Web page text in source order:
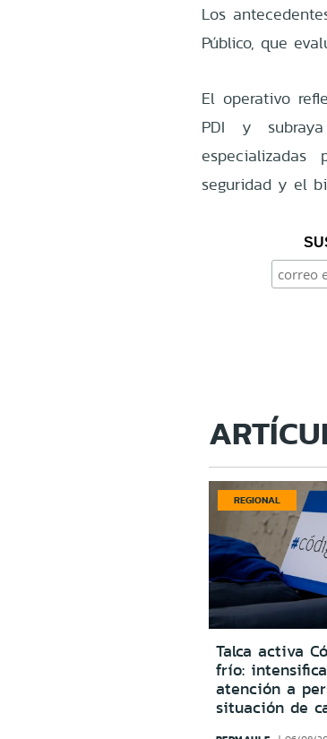
Los
Público, que
El operativo
PDI y
seguridad y el
REGIONAL
Talca activa
frío:
atención a
situación de